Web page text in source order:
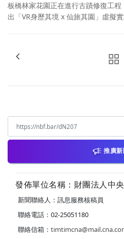
板橋林家花園正在進行古蹟修復工
出「VR身歷其境 x 仙旅其園」虛擬實
推廣
發佈單位名稱：財團法人中
新聞聯絡人：訊息服務核稿員
聯絡電話：02-25051180
聯絡信箱：